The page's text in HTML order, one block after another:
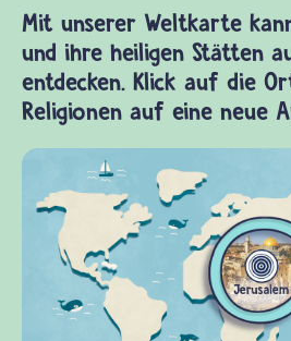
Mit unserer Weltkarte
und ihre heiligen Stätten
entdecken. Klick auf die
Religionen auf eine neue